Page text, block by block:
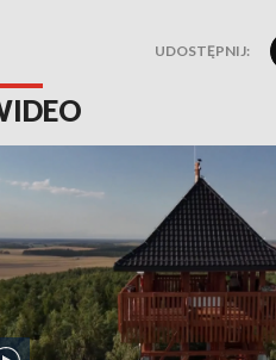
UDOSTĘPNIJ: